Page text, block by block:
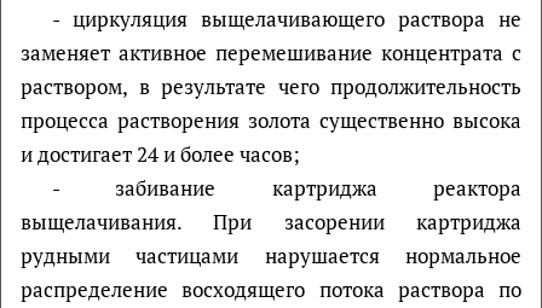
- циркуляция выщелачивающего раствора не
заменяет активное перемешивание концентрата с
раствором, в результате чего продолжительность
процесса растворения золота существенно высока
и достигает 24 и более часов;
- забивание картриджа реактора
выщелачивания. При засорении картриджа
рудными частицами нарушается нормальное
распределение восходящего потока раствора по